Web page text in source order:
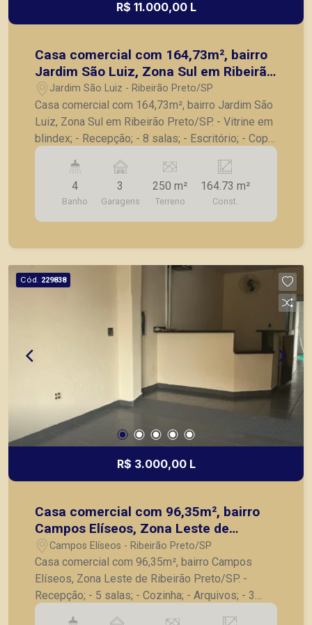
R$ 11.000,00 L
Casa comercial com 164,73m², bairro
Jardim São Luiz, Zona Sul em Ribeirão
Preto/SP.
Jardim São Luiz - Ribeirão Preto/SP
Casa comercial com 164,73m², bairro Jardim São
Luiz, Zona Sul em Ribeirão Preto/SP. - Vitrine em
blindex; - Recepção; - 8 salas; - Escritório; - Copa;
- 3 vagas recuadas para estacionamento; -
Excelente localização em uma das principais
avenidas da cidade. A Piramid tem como objetivo
atender seus clientes com agilidade e segurança,
em locação, vendas de imóveis prontos, usados
4
Banho
3
Garagens
250 m²
Terreno
164.73 m²
Const.
Cód. 229838
R$ 3.000,00 L
Casa comercial com 96,35m², bairro
Campos Elíseos, Zona Leste de
Ribeirão Preto/SP.
Campos Elíseos - Ribeirão Preto/SP
Casa comercial com 96,35m², bairro Campos
Elíseos, Zona Leste de Ribeirão Preto/SP. -
Recepção; - 5 salas; - Cozinha; - Arquivos; - 3
banheiros, sendo 1 para PCD; - Área de